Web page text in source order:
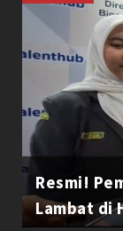
Resmi!
Lambat di